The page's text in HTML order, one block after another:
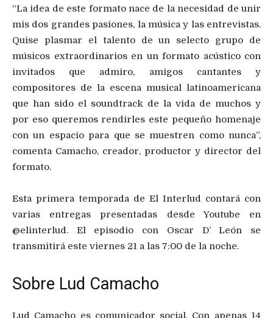
“La idea de este formato nace de la necesidad de unir
mis dos grandes pasiones, la música y las entrevistas.
Quise plasmar el talento de un selecto grupo de
músicos extraordinarios en un formato acústico con
invitados que admiro, amigos cantantes y
compositores de la escena musical latinoamericana
que han sido el soundtrack de la vida de muchos y
por eso queremos rendirles este pequeño homenaje
con un espacio para que se muestren como nunca”,
comenta Camacho, creador, productor y director del
formato.
Esta primera temporada de El Interlud contará con
varias entregas presentadas desde Youtube en
@elinterlud. El episodio con Oscar D’ León se
transmitirá este viernes 21 a las 7:00 de la noche.
Sobre Lud Camacho
Lud Camacho es comunicador social. Con apenas 14